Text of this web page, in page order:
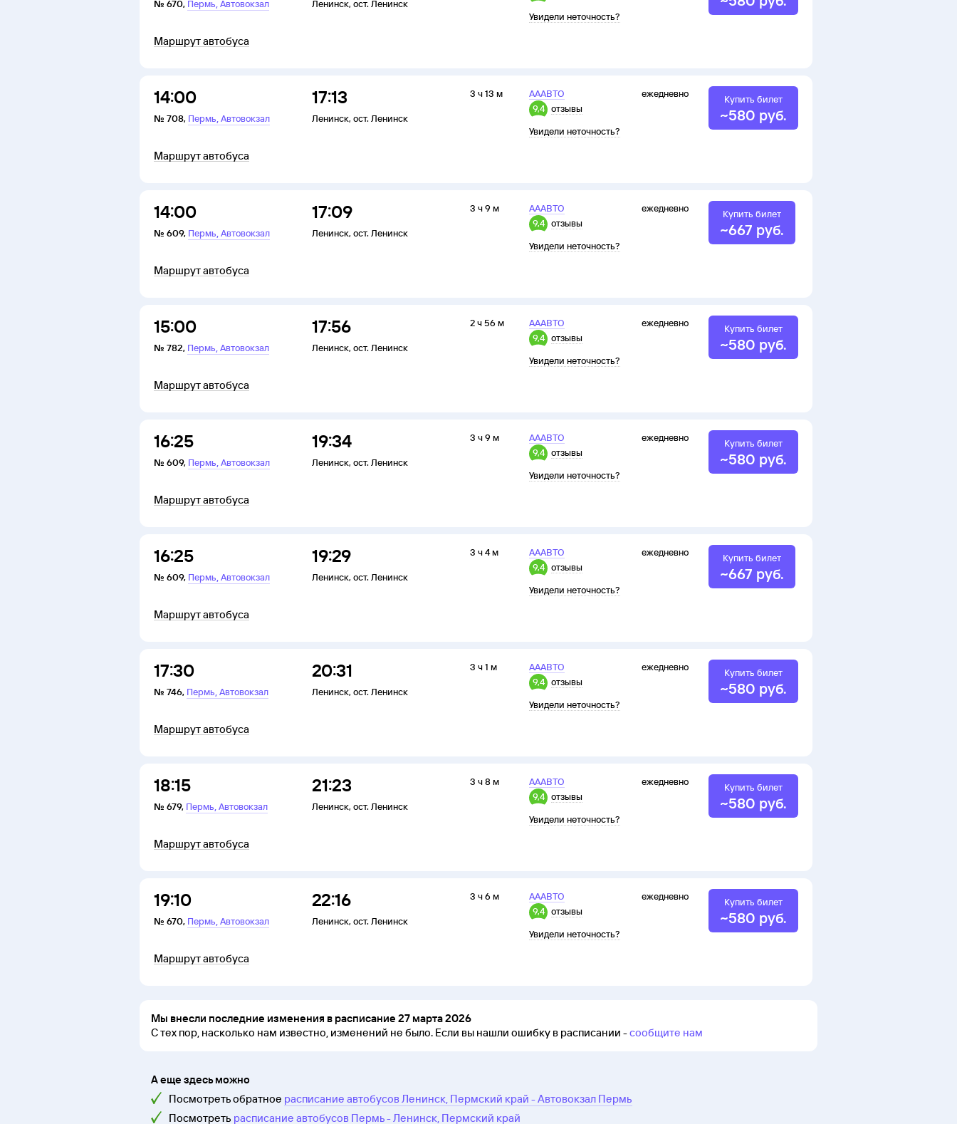
№ 670, Пермь,Автовокзал Ленинск, ост. Ленинск
Увидели неточность?
Маршрут автобуса
14:00
№ 708, Пермь,Автовокзал
17:13
Ленинск, ост. Ленинск
3 ч 13 м
АААВТО
9,4 отзывы
Увидели неточность?
ежедневно
Маршрут автобуса
Купить билет
~580 руб.
14:00
№ 609, Пермь,Автовокзал
17:09
Ленинск, ост. Ленинск
3 ч 9 м
АААВТО
9,4 отзывы
Увидели неточность?
ежедневно
Маршрут автобуса
Купить билет
~667 руб.
15:00
№ 782, Пермь,Автовокзал
17:56
Ленинск, ост. Ленинск
2 ч 56 м
АААВТО
9,4 отзывы
Увидели неточность?
ежедневно
Маршрут автобуса
Купить билет
~580 руб.
16:25
№ 609, Пермь,Автовокзал
19:34
Ленинск, ост. Ленинск
3 ч 9 м
АААВТО
9,4 отзывы
Увидели неточность?
ежедневно
Маршрут автобуса
Купить билет
~580 руб.
16:25
№ 609, Пермь,Автовокзал
19:29
Ленинск, ост. Ленинск
3 ч 4 м
АААВТО
9,4 отзывы
Увидели неточность?
ежедневно
Маршрут автобуса
Купить билет
~667 руб.
17:30
№ 746, Пермь,Автовокзал
20:31
Ленинск, ост. Ленинск
3 ч 1 м
АААВТО
9,4 отзывы
Увидели неточность?
ежедневно
Маршрут автобуса
Купить билет
~580 руб.
18:15
№ 679, Пермь,Автовокзал
21:23
Ленинск, ост. Ленинск
3 ч 8 м
АААВТО
9,4 отзывы
Увидели неточность?
ежедневно
Маршрут автобуса
Купить билет
~580 руб.
19:10
№ 670, Пермь,Автовокзал
22:16
Ленинск, ост. Ленинск
3 ч 6 м
АААВТО
9,4 отзывы
Увидели неточность?
ежедневно
Маршрут автобуса
Купить билет
~580 руб.
Мы внесли последние изменения в расписание 27 марта 2026
С тех пор, насколько нам известно, изменений не было. Если вы нашли ошибку в расписании -сообщите нам
А еще здесь можно
Посмотреть обратное расписание автобусов Ленинск, Пермский край - Автовокзал Пермь
Посмотреть расписание автобусов Пермь - Ленинск, Пермский край